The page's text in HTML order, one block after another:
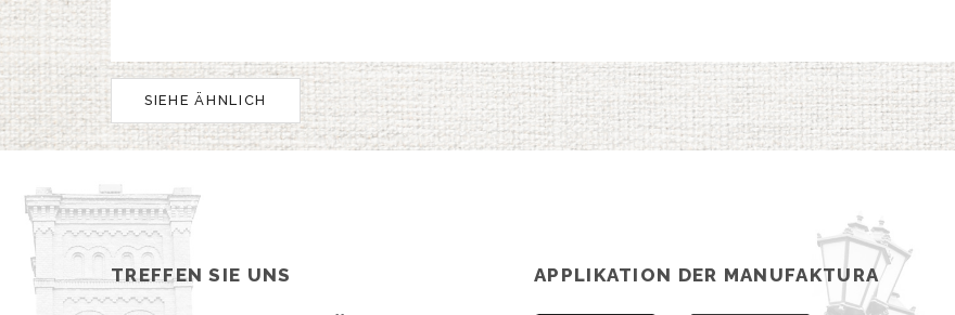
SIEHE ÄHNLICH
TREFFEN SIE UNS APPLIKATION DER MANUFAKTURA